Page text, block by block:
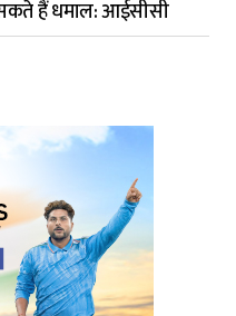
हैं धमाल: आईसीसी